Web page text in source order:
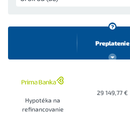
Preplatenie
Hypotéka na
refinancovanie
29 149,77 €